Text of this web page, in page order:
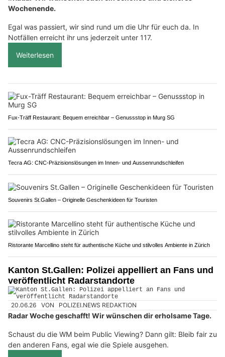
Wochenende.
Egal was passiert, wir sind rund um die Uhr für euch da. In
Notfällen erreicht ihr uns jederzeit unter 117.
Weiterlesen
Fux-Träff Restaurant: Bequem erreichbar – Genussstop in Murg SG
Tecra AG: CNC-Präzisionslösungen im Innen- und Aussenrundschleifen
Souvenirs St.Gallen – Originelle Geschenkideen für Touristen
Ristorante Marcellino steht für authentische Küche und stilvolles Ambiente in Zürich
Kanton St.Gallen: Polizei appelliert an Fans und
veröffentlicht Radarstandorte
20.06.26 VON POLIZEI.NEWS REDAKTION
Radar Woche geschafft! Wir wünschen dir erholsame Tage.
Schaust du die WM beim Public Viewing? Dann gilt: Bleib fair zu
den anderen Fans, egal wie die Spiele ausgehen.